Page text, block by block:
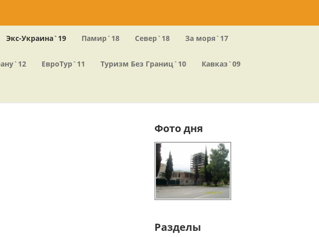
Экс-Украина`19 Памир`18 Север`18 За моря`17
ЕвроТур`11 Туризм Без Границ`10 Кавказ`09
Фото дня
Разделы